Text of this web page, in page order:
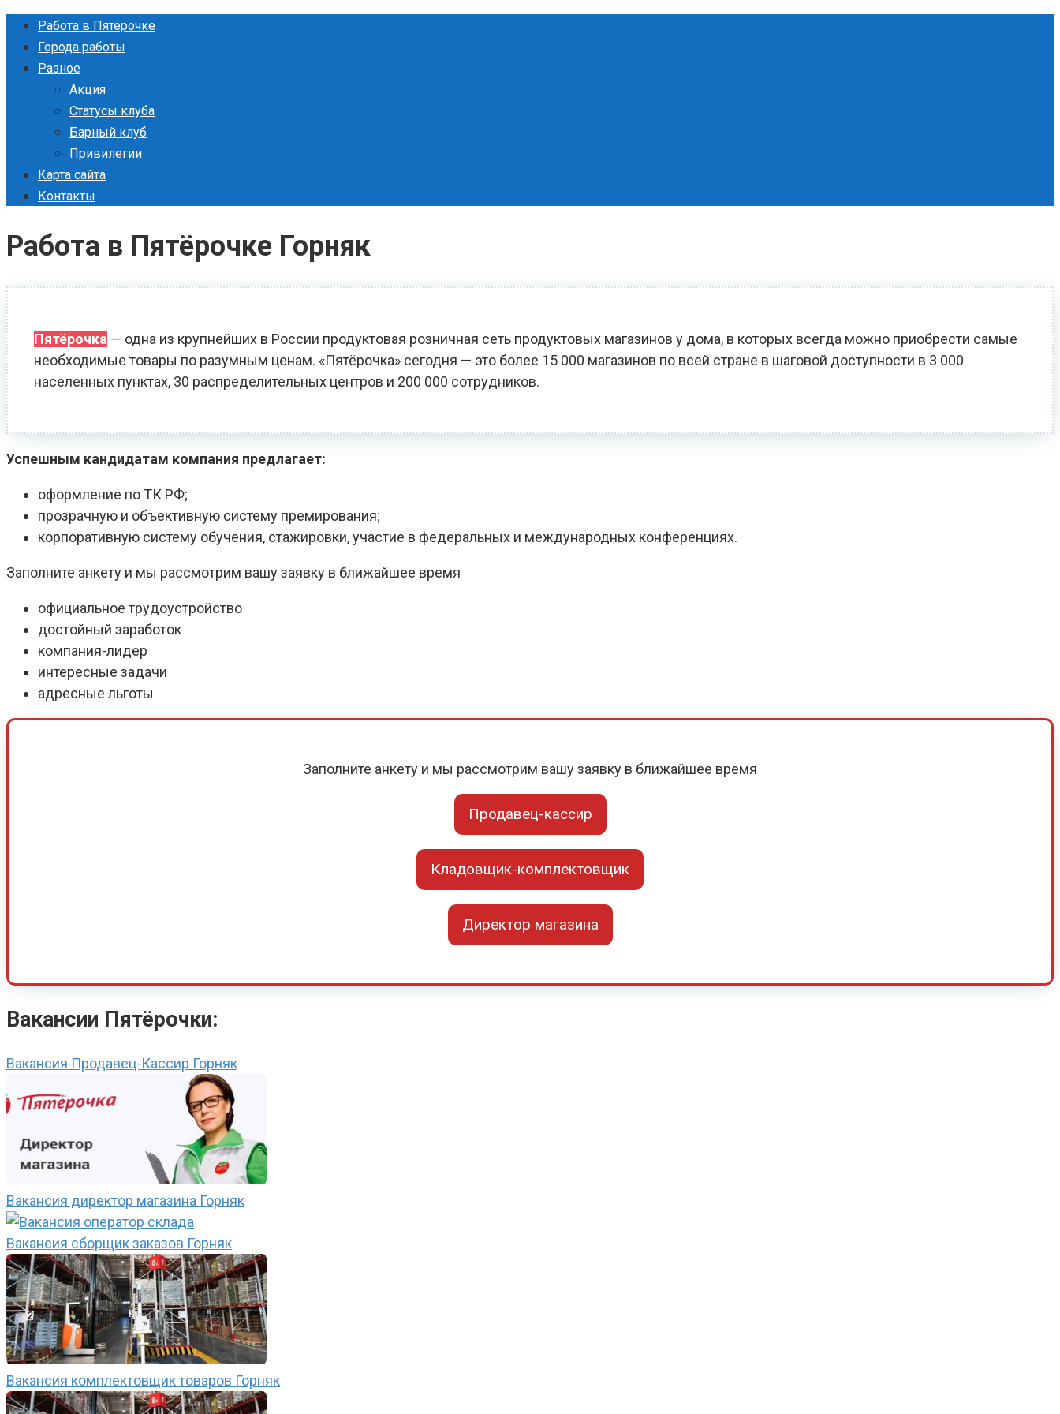
Перейти
контенту
Работа в Пятёрочке
Города работы
Разное
Акция
Статусы клуба
Барный клуб
Привилегии
Карта сайта
Контакты
Работа в Пятёрочке Горняк
Пятёрочка — одна из крупнейших в России продуктовая розничная сеть продуктовых магазинов у дома, в которых всегда можно приобрести самые
необходимые товары по разумным ценам. «Пятёрочка» сегодня — это более 15 000 магазинов по всей стране в шаговой доступности в 3 000
населенных пунктах, 30 распределительных центров и 200 000 сотрудников.
Успешным кандидатам компания предлагает:
оформление по ТК РФ;
прозрачную и объективную систему премирования;
корпоративную систему обучения, стажировки, участие в федеральных и международных конференциях.
Заполните анкету и мы рассмотрим вашу заявку в ближайшее время
официальное трудоустройство
достойный заработок
компания-лидер
интересные задачи
адресные льготы
Заполните анкету и мы рассмотрим вашу заявку в ближайшее время
Продавец-кассир
Кладовщик-комплектовщик
Директор магазина
Вакансии Пятёрочки:
Вакансия Продавец-Кассир Горняк
Вакансия директор магазина Горняк
Вакансия сборщик заказов Горняк
Вакансия комплектовщик товаров Горняк